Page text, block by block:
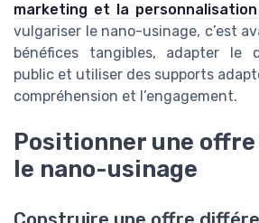
marketing et la
vulgariser le nano-usinage, c’est
bénéfices tangibles, adapter le
public et utiliser des supports
compréhension et l’engagement.
Positionner une offre
le nano-usinage